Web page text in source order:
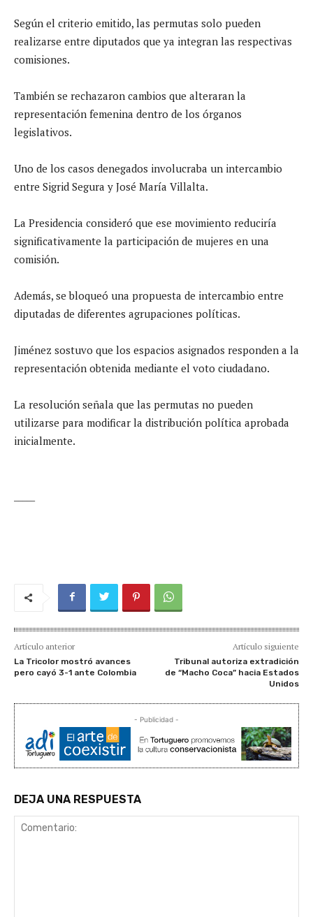
Según el criterio emitido, las permutas solo pueden
realizarse entre diputados que ya integran las respectivas
comisiones.
También se rechazaron cambios que alteraran la
representación femenina dentro de los órganos
legislativos.
Uno de los casos denegados involucraba un intercambio
entre Sigrid Segura y José María Villalta.
La Presidencia consideró que ese movimiento reduciría
significativamente la participación de mujeres en una
comisión.
Además, se bloqueó una propuesta de intercambio entre
diputadas de diferentes agrupaciones políticas.
Jiménez sostuvo que los espacios asignados responden a la
representación obtenida mediante el voto ciudadano.
La resolución señala que las permutas no pueden
utilizarse para modificar la distribución política aprobada
inicialmente.
Artículo anterior
La Tricolor mostró avances
pero cayó 3-1 ante Colombia
Artículo siguiente
Tribunal autoriza extradición
de “Macho Coca” hacia Estados
Unidos
- Publicidad -
DEJA UNA RESPUESTA